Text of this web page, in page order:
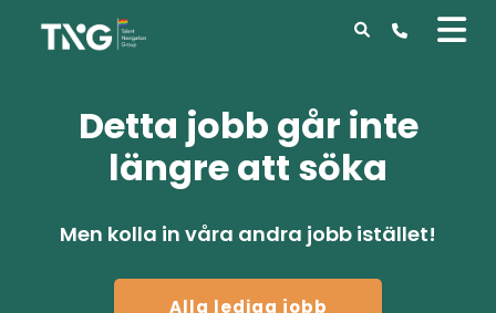
Detta jobb går inte
längre att söka
Men kolla in våra andra jobb istället!
Alla lediga jobb